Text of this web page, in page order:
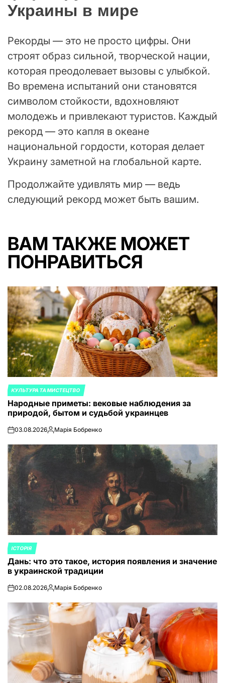
Украины в мире
Рекорды — это не просто цифры. Они
строят образ сильной, творческой нации,
которая преодолевает вызовы с улыбкой.
Во времена испытаний они становятся
символом стойкости, вдохновляют
молодежь и привлекают туристов. Каждый
рекорд — это капля в океане
национальной гордости, которая делает
Украину заметной на глобальной карте.
Продолжайте удивлять мир — ведь
следующий рекорд может быть вашим.
ВАМ ТАКЖЕ МОЖЕТ
ПОНРАВИТЬСЯ
ОПУБЛИКОВАНО
В
КУЛЬТУРА ТА МИСТЕЦТВО
Народные приметы: вековые наблюдения за
природой, бытом и судьбой украинцев
on03.08.2026Запись
Марія Бобренко
ОПУБЛИКОВАНО
В
ІСТОРІЯ
Дань: что это такое, история появления и значение
в украинской традиции
on02.08.2026Запись
Марія Бобренко